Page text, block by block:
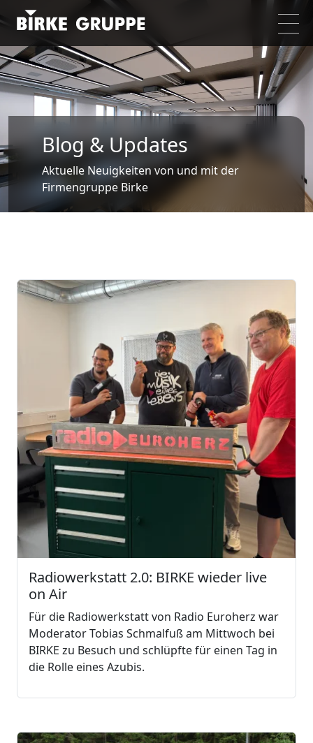
Blog & Updates
Aktuelle Neuigkeiten von und mit der
Firmengruppe Birke
Radiowerkstatt 2.0: BIRKE wieder live
on Air
Für die Radiowerkstatt von Radio Euroherz war
Moderator Tobias Schmalfuß am Mittwoch bei
BIRKE zu Besuch und schlüpfte für einen Tag in
die Rolle eines Azubis.